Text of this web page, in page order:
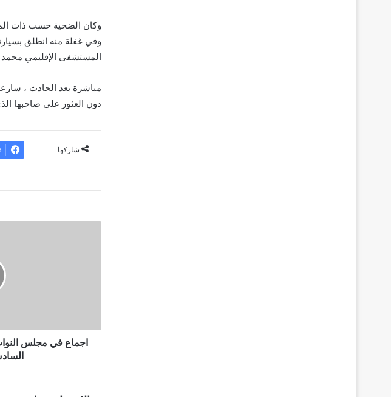
وكان الضحية حسب ذات
وفي غفلة منه انطلق
المستشفى الإقليمي محمد
مباشرة بعد الحادث ،
دون العثور على صاحبها
شاركها
اجماع في مجلس